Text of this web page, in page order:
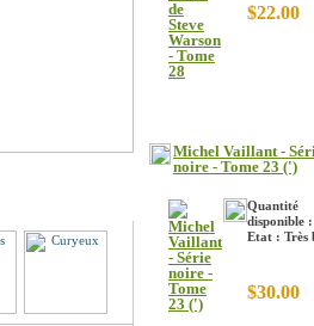
$22.00
Michel Vaillant -
noire - Tome 23 (')
Quantité
disponible
Etat : Très
$30.00